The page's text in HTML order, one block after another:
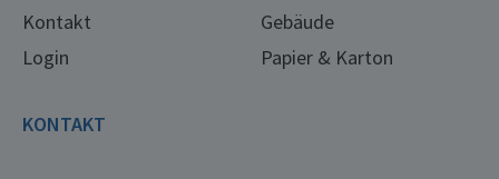
Kontakt
Login
Gebäude
Papier & Karton
KONTAKT